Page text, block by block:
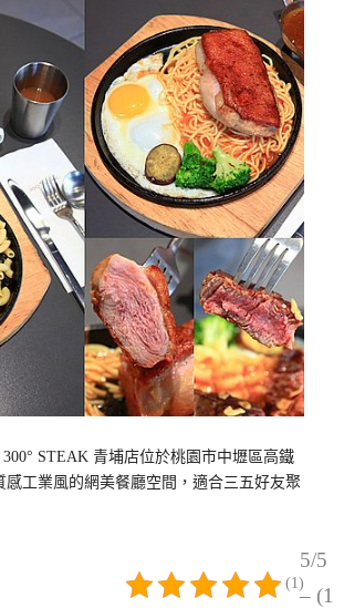
STEAK 青埔店位於桃園市中壢區高鐵
工業風的網美餐廳空間，適合三五好友聚
5/5
– (1
(1)